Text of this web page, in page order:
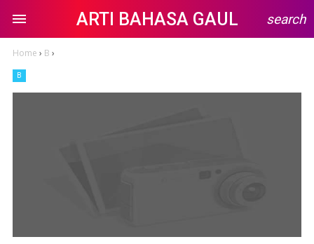
ARTI BAHASA GAUL search
Home › B ›
B